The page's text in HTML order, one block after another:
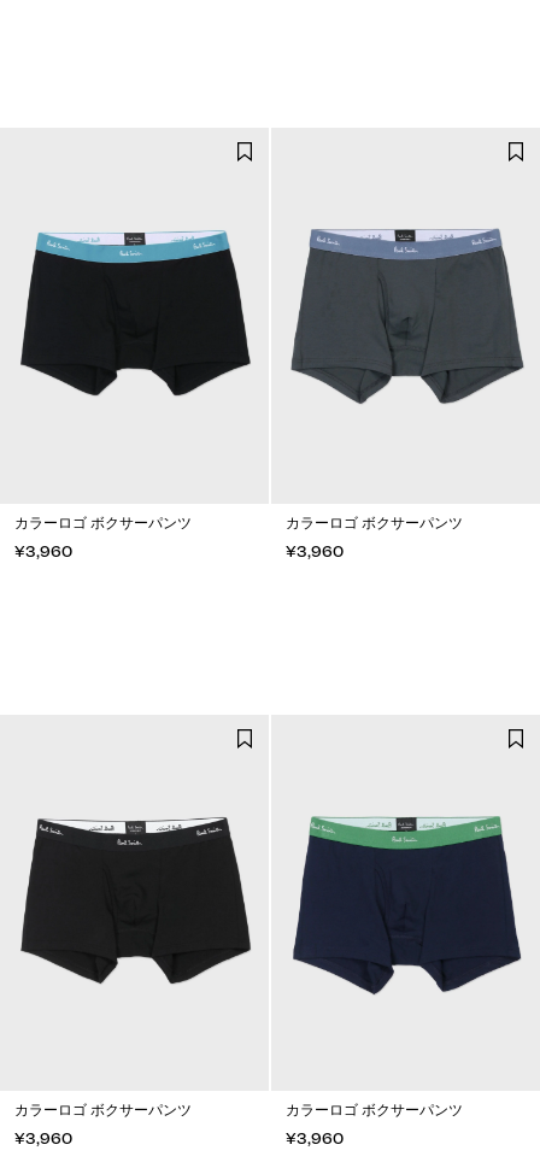
カラーロゴ ボクサーパンツ
¥3,960
カラーロゴ ボクサーパンツ
¥3,960
カラーロゴ ボクサーパンツ
¥3,960
カラーロゴ ボクサーパンツ
¥3,960